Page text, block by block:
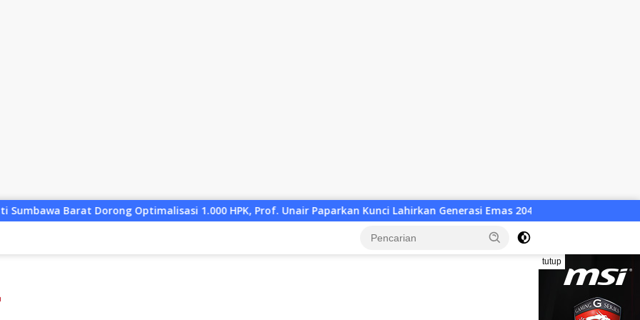
1.000 HPK, Prof. Unair Paparkan Kunci Lahirkan Generasi Emas 2045 Atlet Wushu Dompu Dicoret Sepihak, 8
tutup